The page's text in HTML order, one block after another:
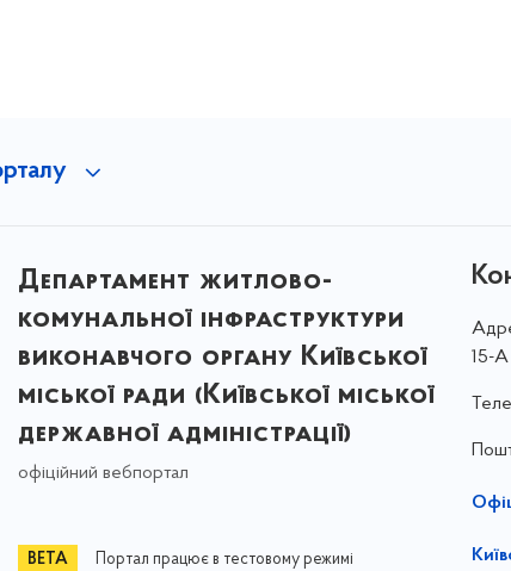
Департамент житлово-
комунальної інфраструктури
виконавчого органу Київської
міської ради (Київської міської
державної адміністрації)
офіційний вебпортал
Портал працює в тестовому режимі
15-А